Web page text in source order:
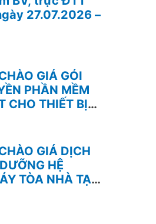
27.07.2026 –
CHO THIẾT BỊ
HỆ
TÒA NHÀ TẠI